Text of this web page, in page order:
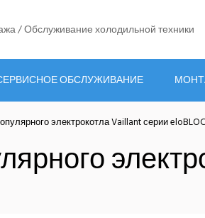
/ Обслуживание холодильной техники
ОБСЛУЖИВАНИЕ
электрокотла Vaillant серии